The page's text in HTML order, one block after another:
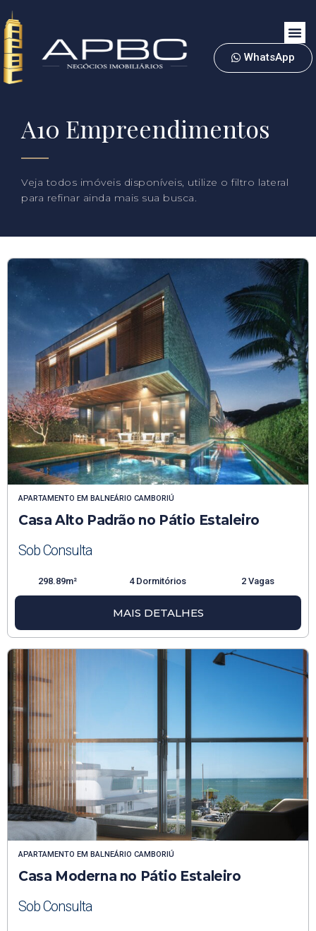
WhatsApp
A10 Empreendimentos
Veja todos imóveis disponíveis, utilize o filtro lateral
para refinar ainda mais sua busca.
APARTAMENTO EM BALNEÁRIO CAMBORIÚ
Casa Alto Padrão no Pátio Estaleiro
Sob Consulta
298.89m² 4 Dormitórios 2 Vagas
MAIS DETALHES
APARTAMENTO EM BALNEÁRIO CAMBORIÚ
Casa Moderna no Pátio Estaleiro
Sob Consulta